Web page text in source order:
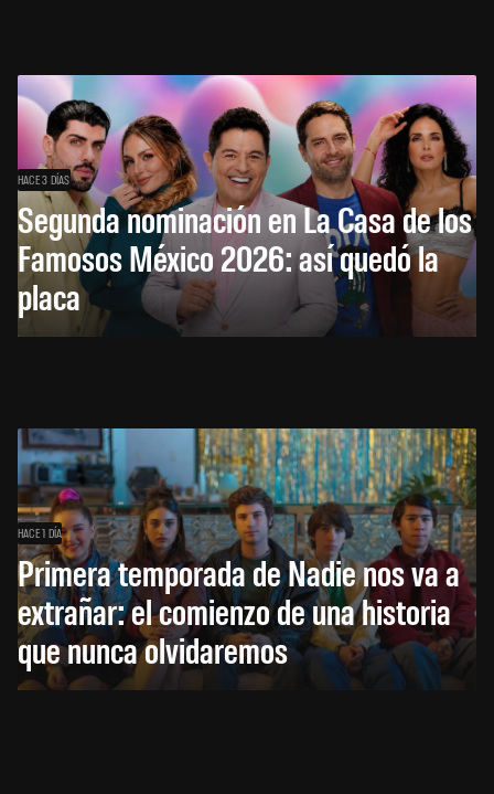
HACE 3 DÍAS
Segunda nominación en La Casa de los
Famosos México 2026: así quedó la
placa
HACE 1 DÍA
Primera temporada de Nadie nos va a
extrañar: el comienzo de una historia
que nunca olvidaremos